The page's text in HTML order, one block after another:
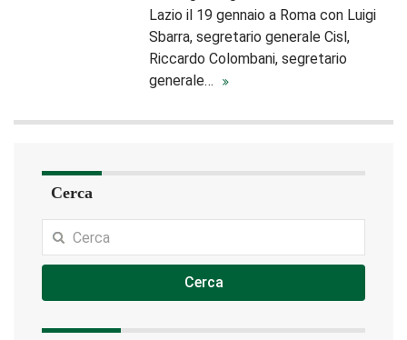
Lazio il 19 gennaio a Roma con Luigi
Sbarra, segretario generale Cisl,
Riccardo Colombani, segretario
generale…
Cerca
Cerca